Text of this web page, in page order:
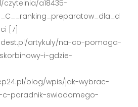
czytelnia/a18435-
[7]
artykuly/na-co-pomaga-
i-gdzie-
blog/wpis/jak-wybrac-
c-poradnik-swiadomego-